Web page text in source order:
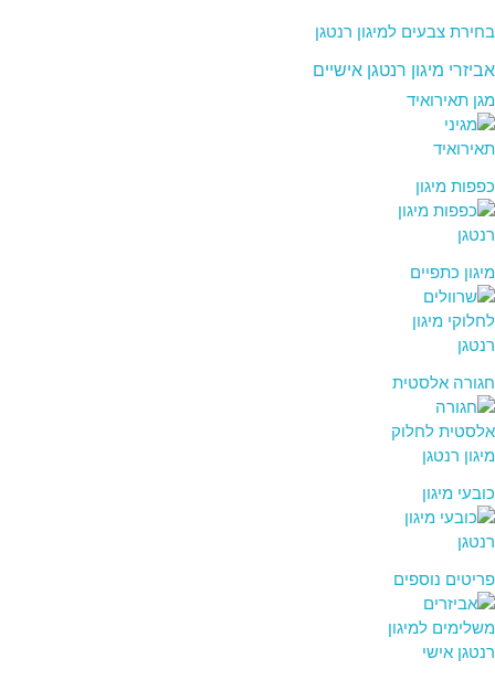
בחירת צבעים למיגון רנטגן
אביזרי מיגון רנטגן אישיים
מגן תאירואיד
כפפות מיגון
מיגון כתפיים
חגורה אלסטית
כובעי מיגון
פריטים נוספים